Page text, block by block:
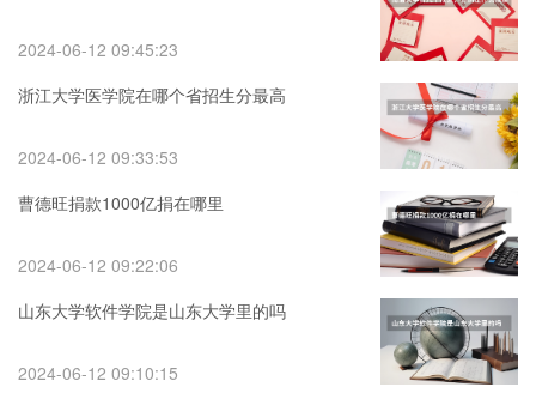
2024-06-12 09:45:23
浙江大学医学院在哪个省招生分最高
2024-06-12 09:33:53
曹德旺捐款1000亿捐在哪里
2024-06-12 09:22:06
山东大学软件学院是山东大学里的吗
2024-06-12 09:10:15